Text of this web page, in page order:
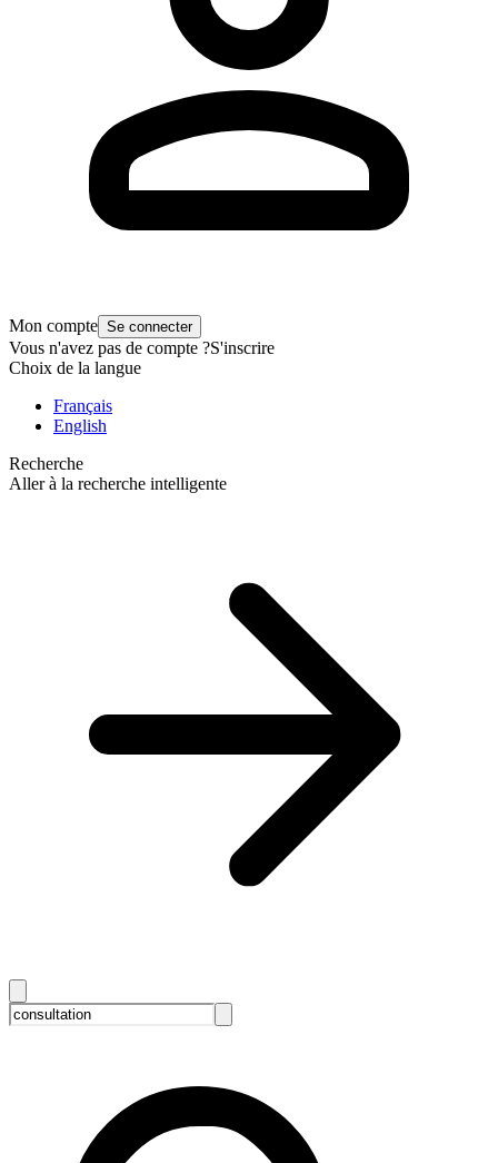
Mon compte Se connecter
Vous n'avez pas de compte ?S'inscrire
Choix de la langue
Français
English
Recherche
Aller à la recherche intelligente